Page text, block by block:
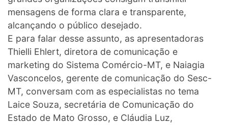
mensagens de forma clara e transparente,
alcançando o público desejado.
E para falar desse assunto, as apresentadoras
Thielli Ehlert, diretora de comunicação e
marketing do Sistema Comércio-MT, e Naiagia
Vasconcelos, gerente de comunicação do Sesc-
MT, conversam com as especialistas no tema
Laice Souza, secretária de Comunicação do
Estado de Mato Grosso, e Cláudia Luz,